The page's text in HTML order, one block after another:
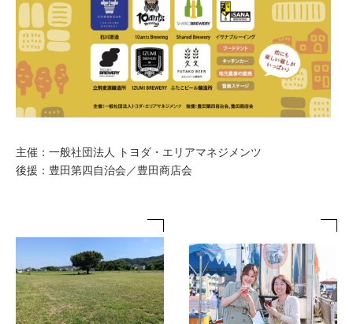
主催：一般社団法人 トヨダ・エリアマネジメンツ
後援：豊田第四自治会／豊田商店会